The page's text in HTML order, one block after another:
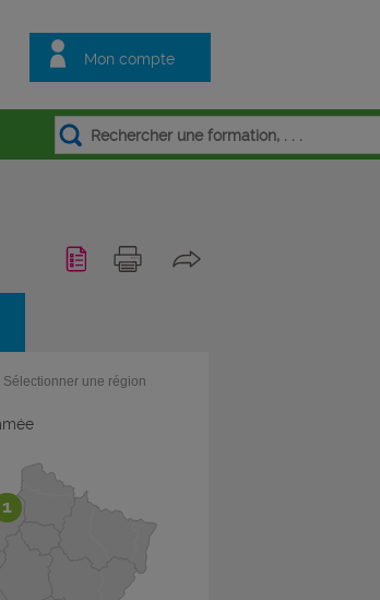
Mon compte
Sélectionner une région
1